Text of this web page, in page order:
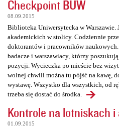
Checkpoint BUW
08.09.2015
Biblioteka Uniwersytecka w
akademickich w stolicy. Codziennie
doktorantów i pracowników
badacze i warszawiacy, którzy
pozycji. Wycieczka po mieście bez
wolnej chwili można tu pójść na kawę,
wystawę. Wszystko dla wszystkich, od
trzeba się dostać do środka.
Kontrole na lotniskach
01.09.2015